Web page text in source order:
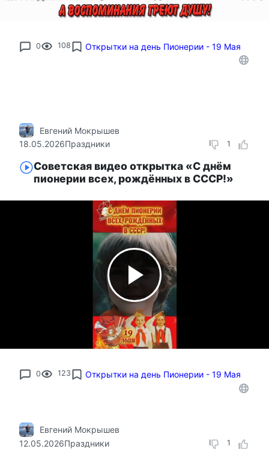
0 108 Открытки на день Пионерии - 19 Мая
1
Евгений Мокрышев
18.05.2026Праздники
Советская видео открытка «С днём
пионерии всех, рождённых в СССР!»
0 123 Открытки на день Пионерии - 19 Мая
1
Евгений Мокрышев
12.05.2026Праздники